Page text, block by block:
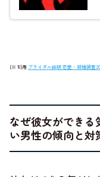
(※ 引用 ブライダル総研 恋愛・結婚調査
なぜ彼女ができる
い男性の傾向と対